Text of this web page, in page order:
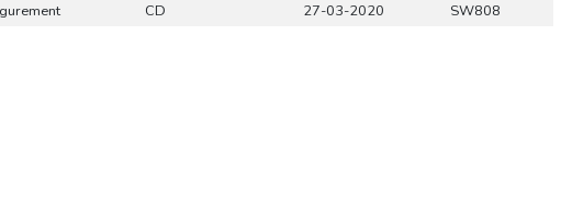
CD 27-03-2020 SW808